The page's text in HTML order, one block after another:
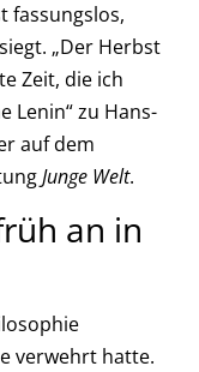
fassungslos,
„Der Herbst
Zeit, die ich
Lenin“ zu Hans-
auf dem
Junge Welt.
an in
verwehrt hatte.